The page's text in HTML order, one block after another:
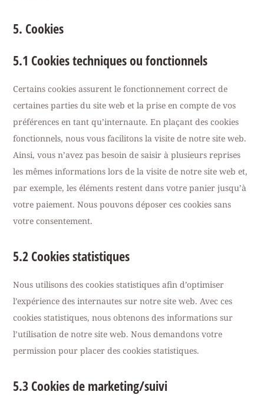
5. Cookies
5.1 Cookies techniques ou fonctionnels
Certains cookies assurent le fonctionnement correct de
certaines parties du site web et la prise en compte de vos
préférences en tant qu’internaute. En plaçant des cookies
fonctionnels, nous vous facilitons la visite de notre site web.
Ainsi, vous n’avez pas besoin de saisir à plusieurs reprises
les mêmes informations lors de la visite de notre site web et,
par exemple, les éléments restent dans votre panier jusqu’à
votre paiement. Nous pouvons déposer ces cookies sans
votre consentement.
5.2 Cookies statistiques
Nous utilisons des cookies statistiques afin d’optimiser
l’expérience des internautes sur notre site web. Avec ces
cookies statistiques, nous obtenons des informations sur
l’utilisation de notre site web. Nous demandons votre
permission pour placer des cookies statistiques.
5.3 Cookies de marketing/suivi